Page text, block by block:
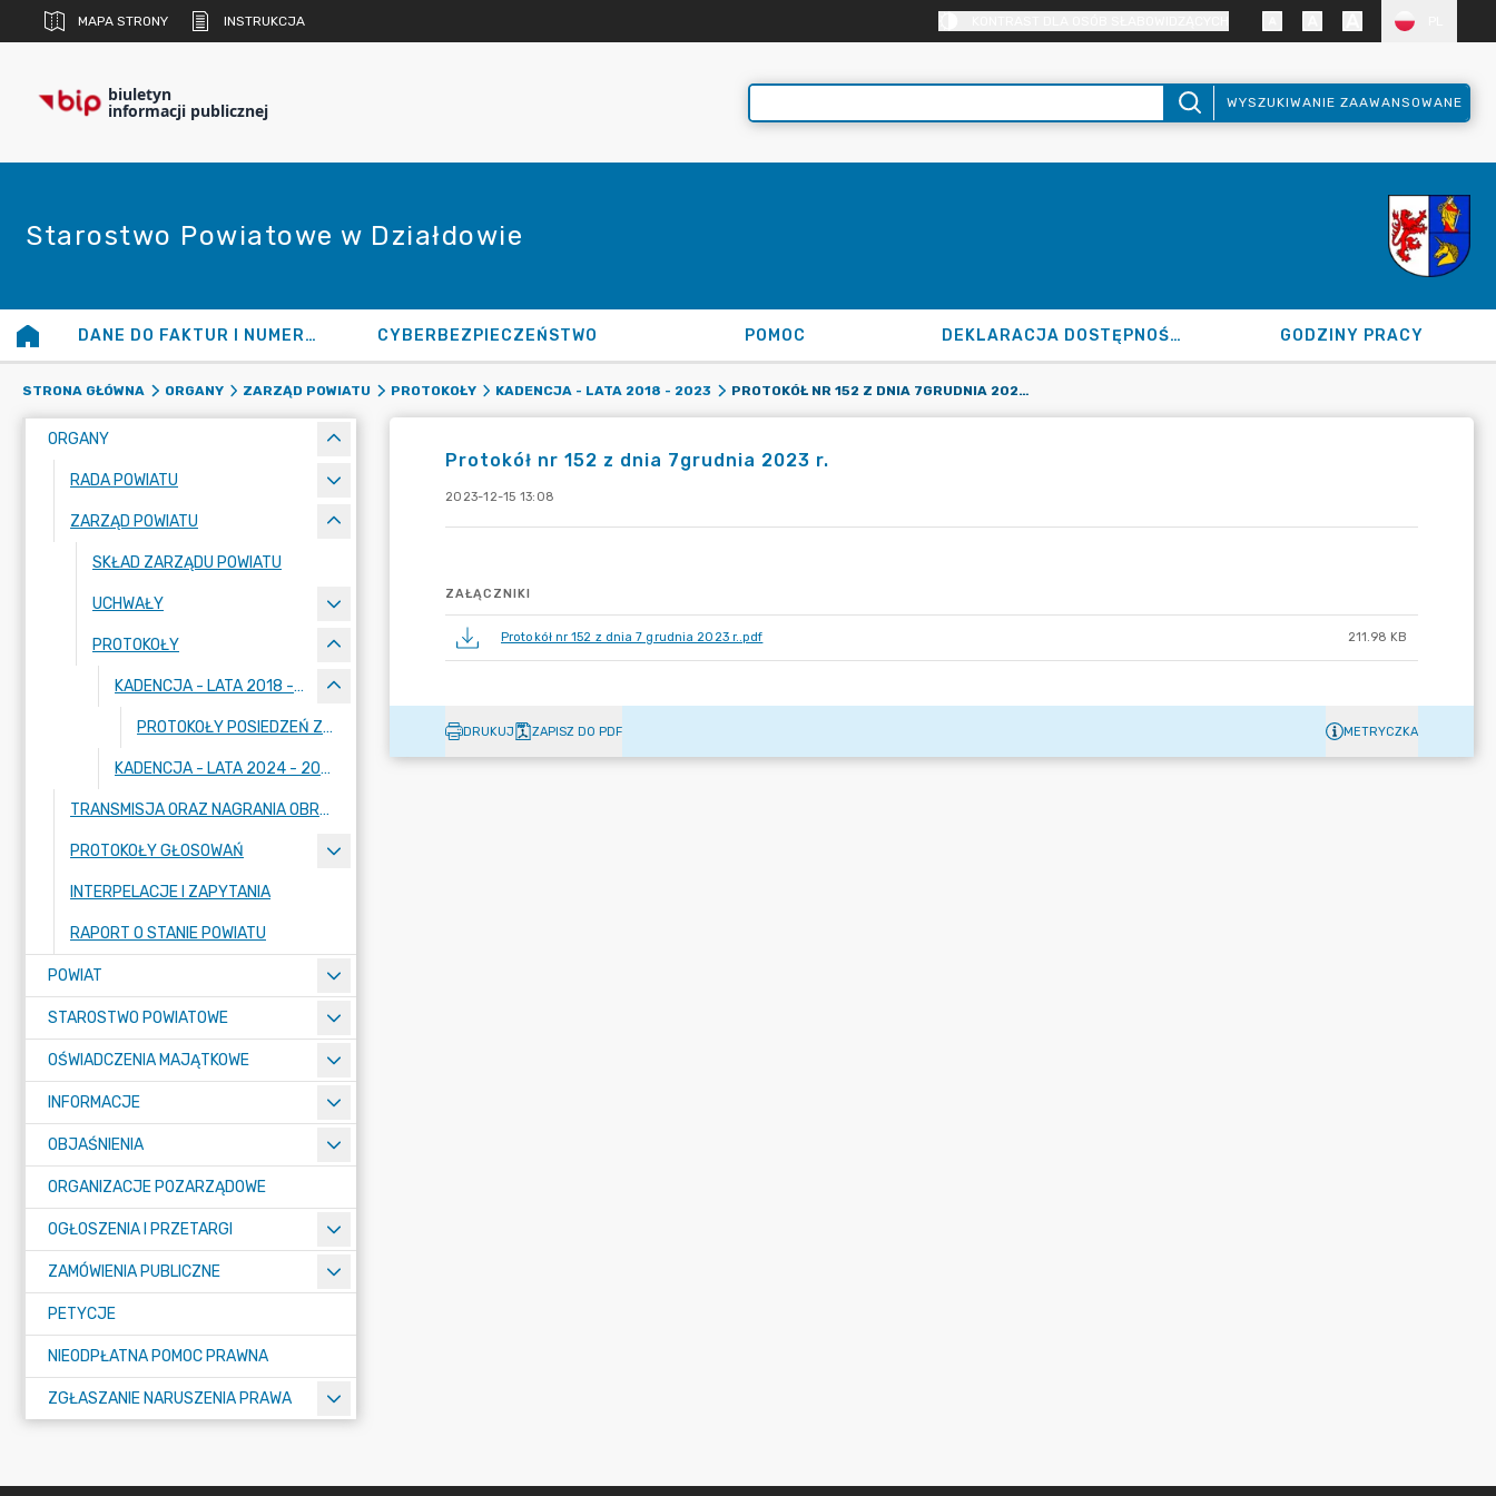
MAPA STRONY INSTRUKCJA
biuletyn
informacji publicznej WYSZUKIWANIE ZAAWANSOWANE
Starostwo Powiatowe w Działdowie
DANE DO FAKTUR I NUMERY KONT CYBERBEZPIECZEŃSTWO POMOC DEKLARACJA DOSTĘPNOŚCI GODZINY PRACY
STRONA GŁÓWNA ORGANY ZARZĄD POWIATU PROTOKOŁY KADENCJA - LATA 2018 - 2023 PROTOKÓŁ NR 152 Z DNIA 7GRUDNIA 2023 R.
ORGANY
RADA POWIATU
ZARZĄD POWIATU
SKŁAD ZARZĄDU POWIATU
UCHWAŁY
PROTOKOŁY
KADENCJA - LATA 2018 - 2023
PROTOKOŁY POSIEDZEŃ ZARZĄDU POWIATU DZIAŁDOWSKIEGO OD NR 1/2018 Z DNIA 5 GRUDNIA 2018 ROKU DO NR 113/2022 Z DNIA 7 WRZEŚNIA 2022 ROKU
KADENCJA - LATA 2024 - 2029
TRANSMISJA ORAZ NAGRANIA OBRAD SESJI
PROTOKOŁY GŁOSOWAŃ
INTERPELACJE I ZAPYTANIA
RAPORT O STANIE POWIATU
POWIAT
STAROSTWO POWIATOWE
OŚWIADCZENIA MAJĄTKOWE
INFORMACJE
OBJAŚNIENIA
ORGANIZACJE POZARZĄDOWE
OGŁOSZENIA I PRZETARGI
ZAMÓWIENIA PUBLICZNE
PETYCJE
NIEODPŁATNA POMOC PRAWNA
ZGŁASZANIE NARUSZENIA PRAWA
Protokół nr 152 z dnia 7grudnia 2023 r.
2023-12-15 13:08
ZAŁĄCZNIKI
Protokół nr 152 z dnia 7 grudnia 2023 r..pdf 211.98 KB
DRUKUJ ZAPISZ DO PDF METRYCZKA